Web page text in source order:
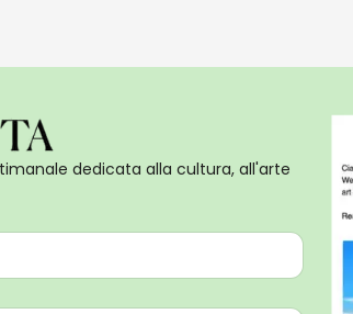
dedicata alla cultura, all'arte